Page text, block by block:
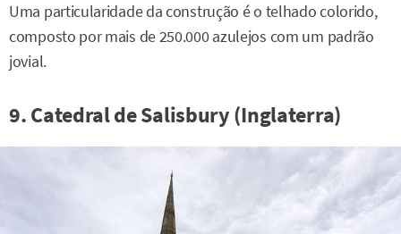
Uma particularidade da construção é o telhado colorido,
composto por mais de 250.000 azulejos com um padrão
jovial.
9. Catedral de Salisbury (Inglaterra)